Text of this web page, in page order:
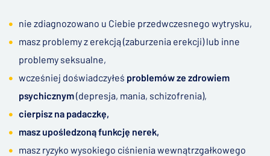
nie zdiagnozowano u Ciebie przedwczesnego wytrysku,
masz problemy z erekcją (zaburzenia erekcji) lub inne
problemy seksualne,
wcześniej doświadczyłeś problemów ze zdrowiem
psychicznym(depresja, mania, schizofrenia),
cierpisz na padaczkę,
masz upośledzoną funkcję nerek,
masz ryzyko wysokiego ciśnienia wewnątrzgałkowego